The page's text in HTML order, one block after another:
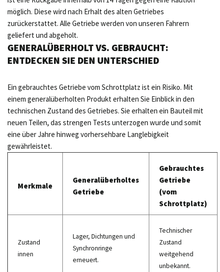
möglich. Diese wird nach Erhalt des alten Getriebes
zurückerstattet. Alle Getriebe werden von unseren Fahrern
geliefert und abgeholt.
GENERALÜBERHOLT VS. GEBRAUCHT:
ENTDECKEN SIE DEN UNTERSCHIED
Ein gebrauchtes Getriebe vom Schrottplatz ist ein Risiko. Mit
einem generalüberholten Produkt erhalten Sie Einblick in den
technischen Zustand des Getriebes. Sie erhalten ein Bauteil mit
neuen Teilen, das strengen Tests unterzogen wurde und somit
eine über Jahre hinweg vorhersehbare Langlebigkeit
gewährleistet.
Merkmale
Generalüberholtes
Getriebe
Gebrauchtes
Getriebe
(vom
Schrottplatz)
Zustand
innen
Lager, Dichtungen und
Synchronringe
erneuert.
Technischer
Zustand
weitgehend
unbekannt.